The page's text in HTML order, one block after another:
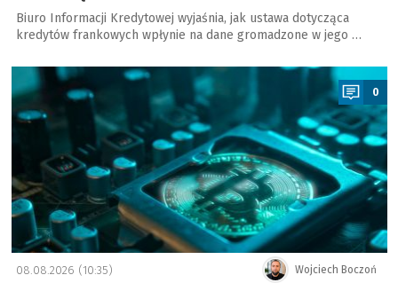
Biuro Informacji Kredytowej wyjaśnia, jak ustawa dotycząca
kredytów frankowych wpłynie na dane gromadzone w jego …
a
0
Wojciech Boczoń
08.08.2026 (10:35)